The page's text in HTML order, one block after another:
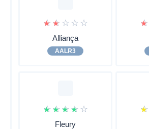
☆ ☆ ☆ ☆ ☆
Alliança
AALR3
☆
☆ ☆ ☆ ☆ ☆
Fleury
☆